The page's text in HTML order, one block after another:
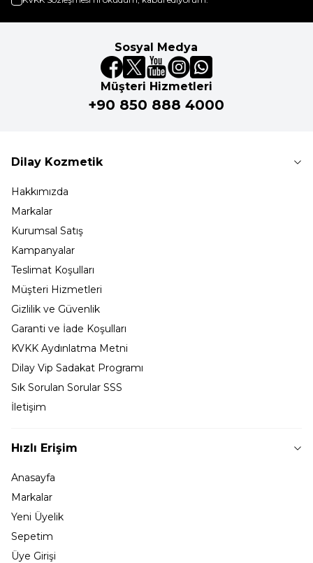
Sosyal Medya
Müşteri Hizmetleri
+90 850 888 4000
Dilay Kozmetik
Hakkımızda
Markalar
Kurumsal Satış
Kampanyalar
Teslimat Koşulları
Müşteri Hizmetleri
Gizlilik ve Güvenlik
Garanti ve İade Koşulları
KVKK Aydınlatma Metni
Dilay Vip Sadakat Programı
Sık Sorulan Sorular SSS
İletişim
Hızlı Erişim
Anasayfa
Markalar
Yeni Üyelik
Sepetim
Üye Girişi